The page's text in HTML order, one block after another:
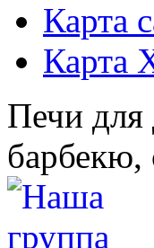
Карта
Карта
Печи для
барбекю,